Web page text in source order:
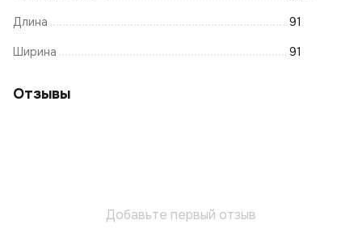
Длина 91
Ширина 91
Отзывы
Добавьте первый отзыв